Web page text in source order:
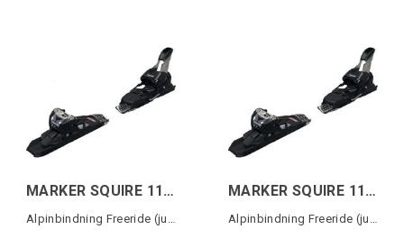
MARKER SQUIRE 11 TCX D (90MM)
Alpinbindning Freeride (justerbar)
MARKER SQUIRE 11 TCX D (110MM)
Alpinbindning Freeride (justerbar)